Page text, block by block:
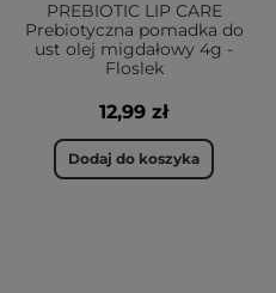
PREBIOTIC LIP CARE
Prebiotyczna pomadka do
ust olej migdałowy 4g -
Floslek
12,99 zł
Dodaj do koszyka